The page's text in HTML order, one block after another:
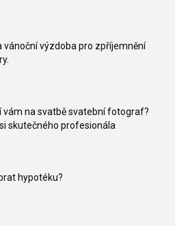
vánoční výzdoba pro zpříjemnění
vám na svatbě svatební fotograf?
skutečného profesionála
hypotéku?